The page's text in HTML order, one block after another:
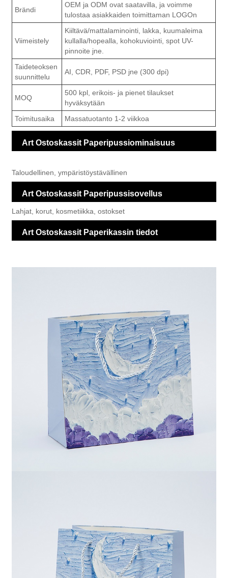
Brändi
OEM ja ODM ovat saatavilla, ja voimme
tulostaa asiakkaiden toimittaman LOGOn
Viimeistely
Kiiltävä/mattalaminointi, lakka, kuumaleima
kullalla/hopealla, kohokuviointi, spot UV-
pinnoite jne.
Taideteoksen
suunnittelu
AI, CDR, PDF, PSD jne (300 dpi)
MOQ
500 kpl, erikois- ja pienet tilaukset
hyväksytään
Toimitusaika
Massatuotanto 1-2 viikkoa
Art Ostoskassit Paperipussiominaisuus
Taloudellinen, ympäristöystävällinen
Art Ostoskassit Paperipussisovellus
Lahjat, korut, kosmetiikka, ostokset
Art Ostoskassit Paperikassin tiedot